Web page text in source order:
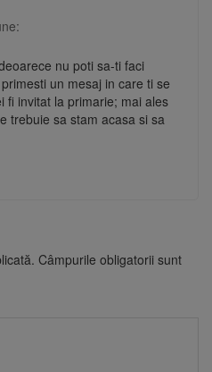
nu poti sa-ti faci
un mesaj in care ti se
fi invitat la primarie; mai ales
trebuie sa stam acasa si sa
Câmpurile obligatorii sunt